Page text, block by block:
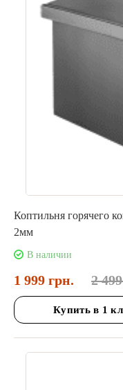
Коптильня горячего
2мм
В наличии
1 999 грн. 2
Купить в 1